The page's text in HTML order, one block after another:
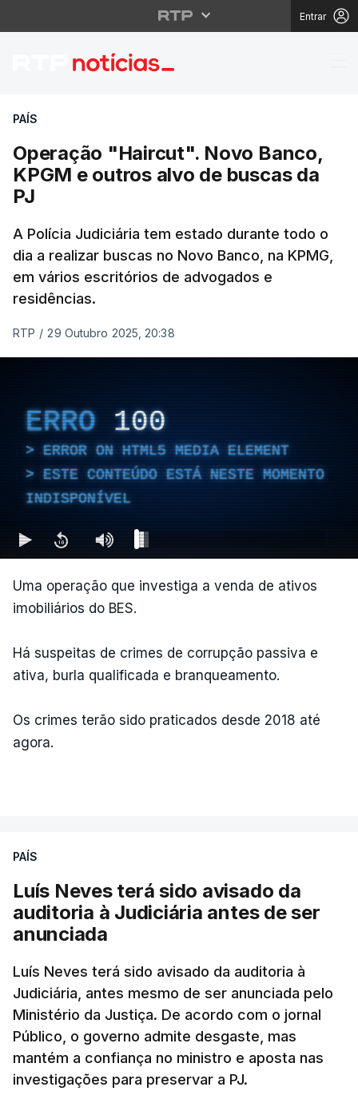
Entrar
Operação "Haircut".
PAÍS
Operação "Haircut". Novo Banco,
KPGM e outros alvo de buscas da
PJ
A Polícia Judiciária tem estado durante todo o
dia a realizar buscas no Novo Banco, na KPMG,
em vários escritórios de advogados e
residências.
RTP / 29 Outubro 2025, 20:38
ERRO 100
ERROR ON HTML5 MEDIA ELEMENT
ESTE CONTEÚDO ESTÁ NESTE MOMENTO
INDISPONÍVEL
Uma operação que investiga a venda de ativos
imobiliários do BES.
Há suspeitas de crimes de corrupção passiva e
ativa, burla qualificada e branqueamento.
Os crimes terão sido praticados desde 2018 até
agora.
PAÍS
Luís Neves terá sido avisado da
auditoria à Judiciária antes de ser
anunciada
Luís Neves terá sido avisado da auditoria à
Judiciária, antes mesmo de ser anunciada pelo
Ministério da Justiça. De acordo com o jornal
Público, o governo admite desgaste, mas
mantém a confiança no ministro e aposta nas
investigações para preservar a PJ.